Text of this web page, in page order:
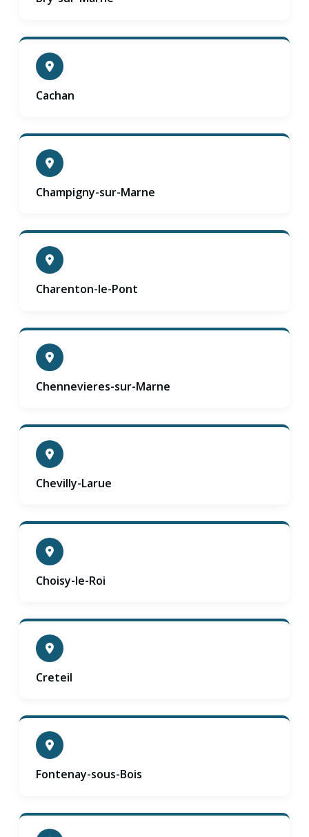
Cachan
Champigny-sur-Marne
Charenton-le-Pont
Chennevieres-sur-Marne
Chevilly-Larue
Choisy-le-Roi
Creteil
Fontenay-sous-Bois